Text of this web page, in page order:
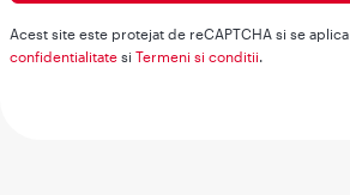
Acest site este protejat de reCAPTCHA si se aplica
confidentialitate si Termeni si conditii.